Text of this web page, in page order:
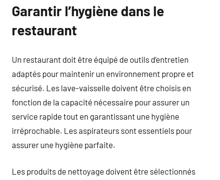
Garantir l’hygiène dans le
restaurant
Un restaurant doit être équipé de outils d’entretien
adaptés pour maintenir un environnement propre et
sécurisé. Les lave-vaisselle doivent être choisis en
fonction de la capacité nécessaire pour assurer un
service rapide tout en garantissant une hygiène
irréprochable. Les aspirateurs sont essentiels pour
assurer une hygiène parfaite.
Les produits de nettoyage doivent être sélectionnés